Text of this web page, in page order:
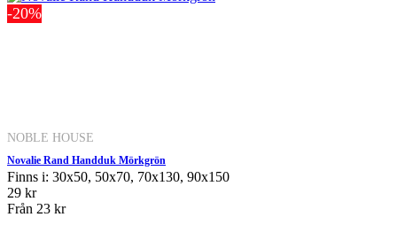
-20%
NOBLE HOUSE
Novalie Rand Handduk Mörkgrön
Finns i: 30x50, 50x70, 70x130, 90x150
29 kr
Från 23 kr